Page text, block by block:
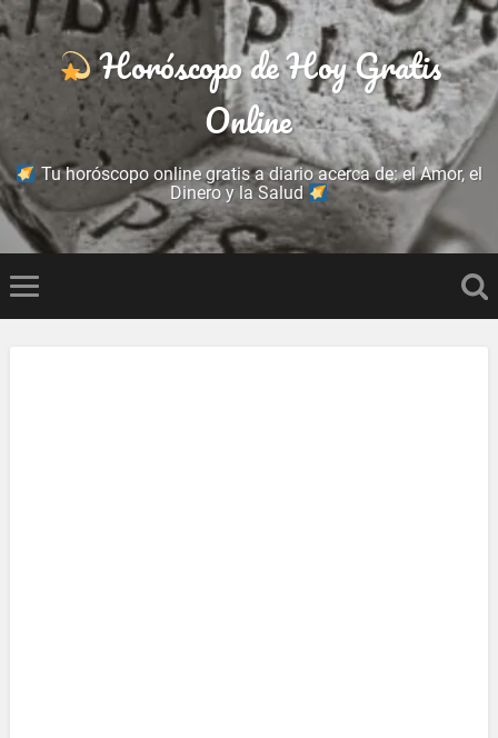
Horóscopo de Hoy Gratis
Online
Tu horóscopo online gratis a diario acerca de: el Amor, el
Dinero y la Salud